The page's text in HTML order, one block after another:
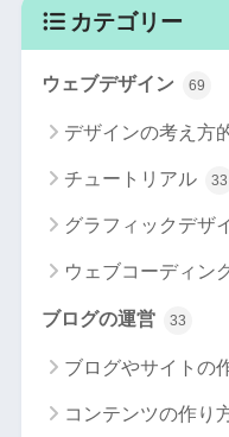
カテゴリー
ウェブデザイン 69
デザインの考え方
チュートリアル 33
グラフィックデザ
ウェブコーディン
ブログの運営 33
ブログやサイトの
コンテンツの作り